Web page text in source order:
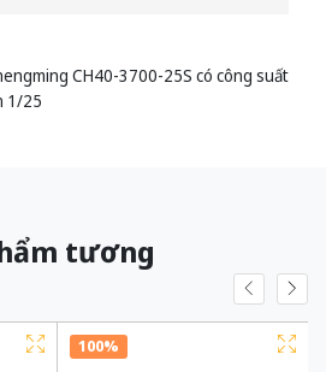
CH40-3700-25S có công suất
1/25
tương
100%